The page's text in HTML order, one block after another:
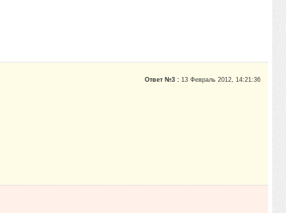
Ответ №3 :13 Февраль 2012, 14:21:36